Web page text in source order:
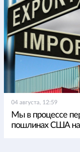
04 августа, 12:59
Мы в процессе
пошлинах США на